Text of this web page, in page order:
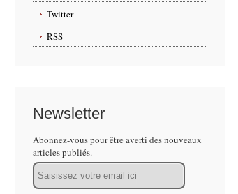
Twitter
RSS
Newsletter
Abonnez-vous pour être averti des nouveaux
articles publiés.
Email